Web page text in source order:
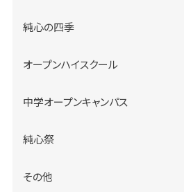
純心の四季
オープンハイスクール
中学オープンキャンパス
純心祭
その他